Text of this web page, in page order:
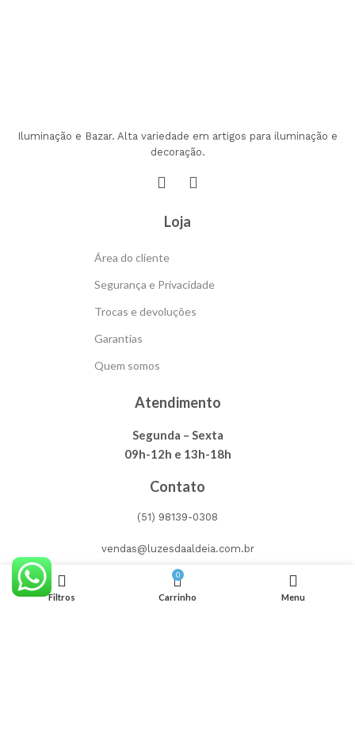
Iluminação e Bazar. Alta variedade em artigos para iluminação e
decoração.
Loja
Área do cliente
Segurança e Privacidade
Trocas e devoluções
Garantias
Quem somos
Atendimento
Segunda – Sexta
09h-12h e 13h-18h
Contato
(51) 98139-0308
vendas@luzesdaaldeia.com.br
Compra segura
Filtros
0
Carrinho Menu